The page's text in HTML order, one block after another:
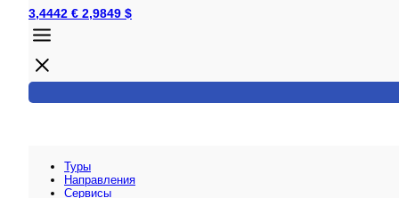
3,4442 € 2,9849 $
Туры
Направления
Сервисы